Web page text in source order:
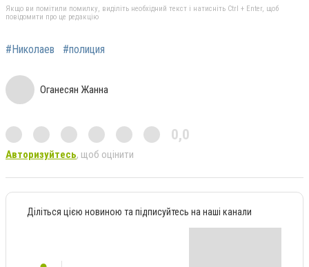
Якщо ви помітили помилку, виділіть необхідний текст і натисніть Ctrl + Enter, щоб
повідомити про це редакцію
#Николаев #полиция
Оганесян Жанна
0,0
Авторизуйтесь, щоб оцінити
Діліться цією новиною та підписуйтесь на наші канали